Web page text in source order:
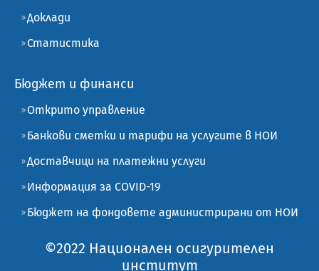
Доклади
Статистика
Бюджет и финанси
Открито управление
Банкови сметки и тарифи на услугите в НОИ
Доставчици на платежни услуги
Информация за COVID-19
Бюджет на фондовете администрирани от НОИ
©2022 Национален осигурителен
институт